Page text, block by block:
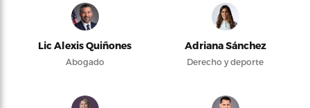
Lic Alexis Quiñones
Abogado
Adriana Sánchez
Derecho y deporte